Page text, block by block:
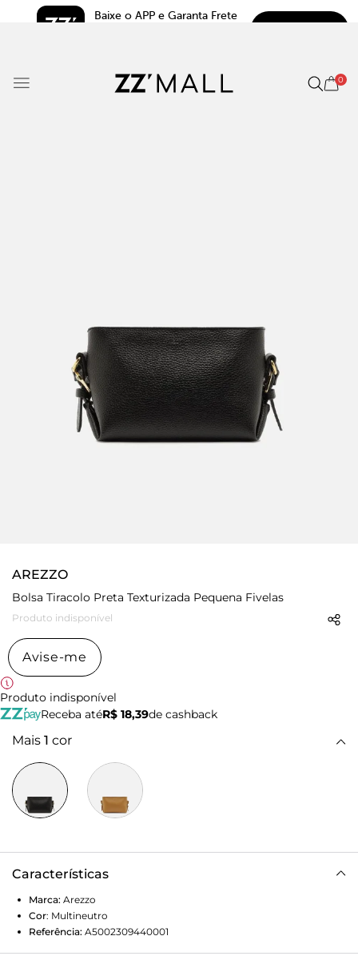
Baixe o APP e Garanta Frete
0
AREZZO
Bolsa Tiracolo Preta Texturizada Pequena Fivelas
Produto indisponível
Avise-me
Produto indisponível
Receba atéR$ 18,39de cashback
Mais 1 cor
Características
Marca: Arezzo
Cor: Multineutro
Referência: A5002309440001